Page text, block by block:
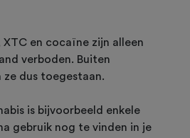
XTC en cocaïne zijn alleen
verboden. Buiten
dus toegestaan.
is bijvoorbeeld enkele
gebruik nog te vinden in je